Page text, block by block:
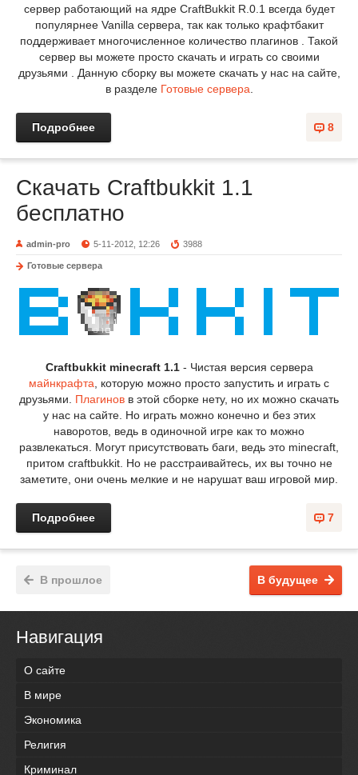
сервер работающий на ядре CraftBukkit R.0.1 всегда будет
популярнее Vanilla сервера, так как только крафтбакит
поддерживает многочисленное количество плагинов . Такой
сервер вы можете просто скачать и играть со своими
друзьями . Данную сборку вы можете скачать у нас на сайте,
в разделе Готовые сервера
8
Подробнее
Скачать Craftbukkit 1.1
бесплатно
admin-pro 5-11-2012, 12:26 3988
Готовые сервера
Craftbukkit minecraft 1.1- Чистая версия сервера
майнкрафта , которую можно просто запустить и играть с
друзьями. Плагинов в этой сборке нету, но их можно скачать
у нас на сайте. Но играть можно конечно и без этих
наворотов, ведь в одиночной игре как то можно
развлекаться. Могут присутствовать баги, ведь это minecraft,
притом craftbukkit. Но не расстраивайтесь, их вы точно не
заметите, они очень мелкие и не нарушат ваш игровой мир.
7
Подробнее
В будущее
В прошлое
Навигация
О сайте
В мире
Экономика
Религия
Криминал